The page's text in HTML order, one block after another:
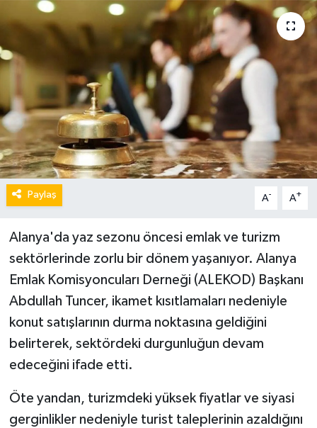
Paylaş A- A+
Alanya'da yaz sezonu öncesi emlak ve turizm
sektörlerinde zorlu bir dönem yaşanıyor. Alanya
Emlak Komisyoncuları Derneği (ALEKOD) Başkanı
Abdullah Tuncer, ikamet kısıtlamaları nedeniyle
konut satışlarının durma noktasına geldiğini
belirterek, sektördeki durgunluğun devam
edeceğini ifade etti.
Öte yandan, turizmdeki yüksek fiyatlar ve siyasi
gerginlikler nedeniyle turist taleplerinin azaldığını